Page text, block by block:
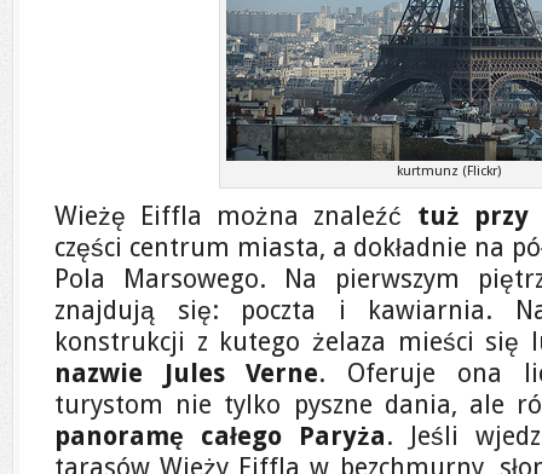
kurtmunz (Flickr)
Wieżę Eiffla można znaleźć tuż przy
części centrum miasta, a dokładnie na
Pola Marsowego. Na pierwszym
znajdują się: poczta i kawiarnia.
konstrukcji z kutego żelaza mieści się
nazwie Jules Verne. Oferuje ona
turystom nie tylko pyszne dania, ale
panoramę całego Paryża. Jeśli
tarasów Wieży Eiffla w bezchmurny,